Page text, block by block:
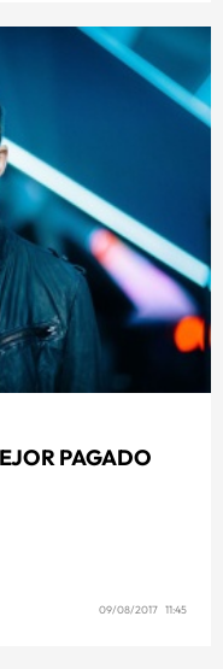
PAGADO
09/08/2017 11:45